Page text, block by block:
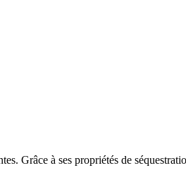
Grâce à ses propriétés de